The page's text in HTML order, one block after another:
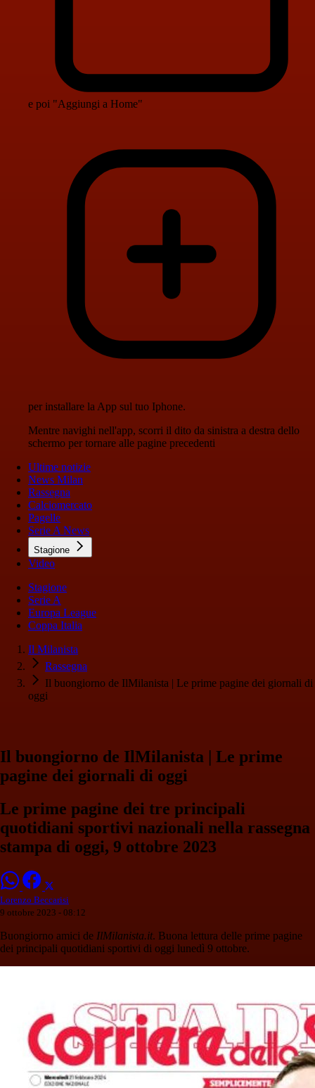
e poi "Aggiungi a Home"
per installare la App sul tuo Iphone.
Mentre navighi nell'app, scorri il dito da sinistra a destra dello
schermo per tornare alle pagine precedenti
Ultime notizie
News Milan
Rassegna
Calciomercato
Pagelle
Serie A News
Stagione
Video
Stagione
Serie A
Europa League
Coppa Italia
Il Milanista
Rassegna
Il buongiorno de IlMilanista | Le prime pagine dei giornali di
oggi
Il buongiorno de IlMilanista | Le prime
pagine dei giornali di oggi
Le prime pagine dei tre principali
quotidiani sportivi nazionali nella rassegna
stampa di oggi, 9 ottobre 2023
Lorenzo Beccarisi
9 ottobre 2023 - 08:12
Buongiorno amici de IlMilanista.it. Buona lettura delle prime pagine
dei principali quotidiani sportivi di oggi lunedì 9 ottobre.